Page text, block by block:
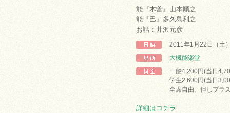
能『木曽』山本順之
能『巴』多久島利之
お話：井沢元彦
2011年1月22日（土
大槻能楽堂
一般4,200円(当日
学生2,600円(当日
全席自由、但しプラ
詳細はコチラ